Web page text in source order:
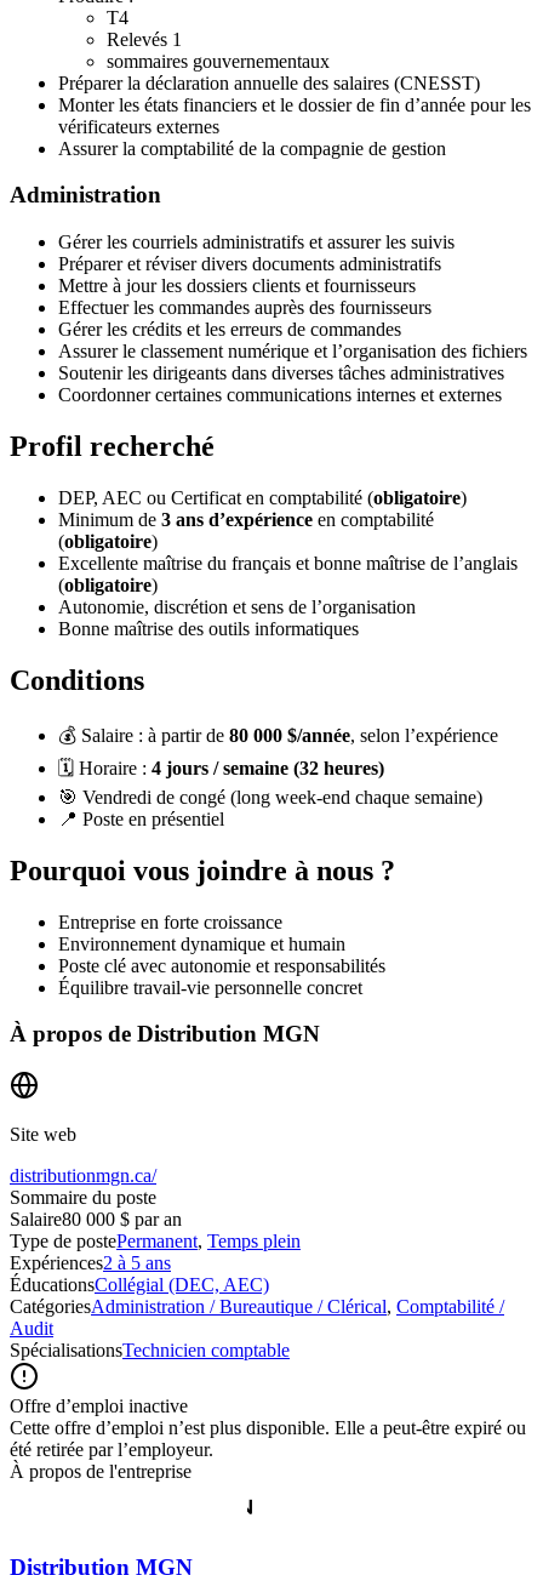
T4
Relevés 1
sommaires gouvernementaux
Préparer la déclaration annuelle des salaires (CNESST)
Monter les états financiers et le dossier de fin d’année pour les
vérificateurs externes
Assurer la comptabilité de la compagnie de gestion
Administration
Gérer les courriels administratifs et assurer les suivis
Préparer et réviser divers documents administratifs
Mettre à jour les dossiers clients et fournisseurs
Effectuer les commandes auprès des fournisseurs
Gérer les crédits et les erreurs de commandes
Assurer le classement numérique et l’organisation des fichiers
Soutenir les dirigeants dans diverses tâches administratives
Coordonner certaines communications internes et externes
Profil recherché
DEP, AEC ou Certificat en comptabilité (obligatoire)
Minimum de 3 ans d’expérience en comptabilité
(obligatoire)
Excellente maîtrise du français et bonne maîtrise de l’anglais
(obligatoire)
Autonomie, discrétion et sens de l’organisation
Bonne maîtrise des outils informatiques
Conditions
💰 Salaire : à partir de 80 000 $/année, selon l’expérience
🗓️ Horaire : 4 jours / semaine (32 heures)
🎯 Vendredi de congé (long week-end chaque semaine)
📍 Poste en présentiel
Pourquoi vous joindre à nous ?
Entreprise en forte croissance
Environnement dynamique et humain
Poste clé avec autonomie et responsabilités
Équilibre travail-vie personnelle concret
À propos de Distribution MGN
Site web
distributionmgn.ca/
Sommaire du poste
Salaire80 000 $ par an
Type de postePermanent, Temps plein
Expériences2 à 5 ans
ÉducationsCollégial (DEC, AEC)
CatégoriesAdministration / Bureautique / Clérical, Comptabilité /
Audit
SpécialisationsTechnicien comptable
Offre d’emploi inactive
Cette offre d’emploi n’est plus disponible. Elle a peut-être expiré ou
été retirée par l’employeur.
À propos de l'entreprise
Distribution MGN